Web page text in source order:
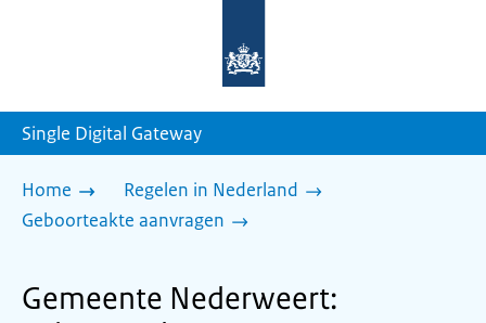
homepage
Single Digital Gateway
Home
Regelen in Nederland
Geboorteakte aanvragen
Gemeente Nederweert: